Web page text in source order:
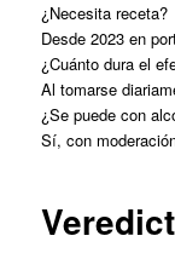
¿Necesita receta?
Desde 2023 en
¿Cuánto dura el
Al tomarse
¿Se puede con
Sí, con